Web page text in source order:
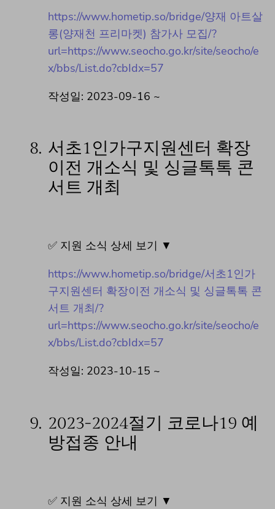
https://www.hometip.so/bridge/양재 아트살
롱(양재천 프리마켓) 참가사 모집/?
url=https://www.seocho.go.kr/site/seocho/e
x/bbs/List.do?cbIdx=57
작성일: 2023-09-16 ~
8. 서초1인가구지원센터 확장
이전 개소식 및 싱글톡톡 콘
서트 개최
✅ 지원 소식 상세 보기 ▼
https://www.hometip.so/bridge/서초1인가
구지원센터 확장이전 개소식 및 싱글톡톡 콘
서트 개최/?
url=https://www.seocho.go.kr/site/seocho/e
x/bbs/List.do?cbIdx=57
작성일: 2023-10-15 ~
9. 2023-2024절기 코로나19 예
방접종 안내
✅ 지원 소식 상세 보기 ▼